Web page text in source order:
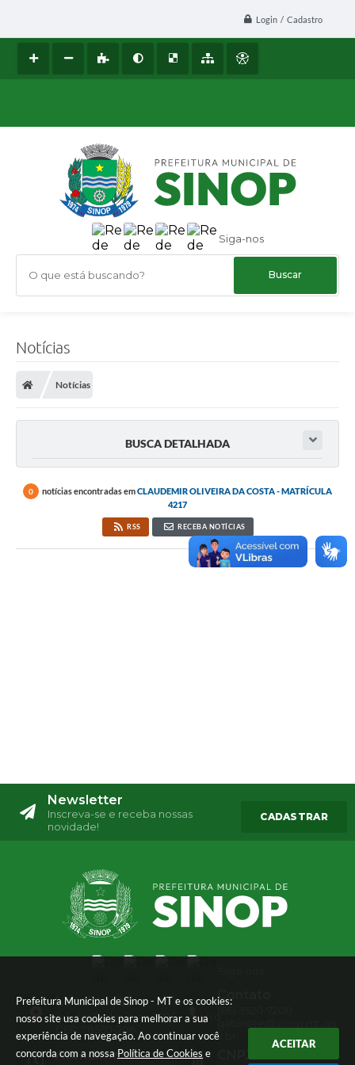
Prefeitura Municipal de Sinop - MT e os cookies:
nosso site usa cookies para melhorar a sua
experiência de navegação. Ao continuar você
concorda com a nossa Política de Cookies e
ACEITAR
Login / Cadastro
Siga-nos
O que está buscando?
Notícias
Notícias
BUSCA DETALHADA
0 notícias encontradas emCLAUDEMIR OLIVEIRA DA COSTA - MATRÍCULA
4217
RSS RECEBA NOTÍCIAS
Newsletter
Inscreva-se e receba nossas
novidade!
CADASTRAR
Localização
Av. das Embaúbas, 1386 - Centro
CEP: 78550-206
Contato
v.br
Atendimento CNPJ